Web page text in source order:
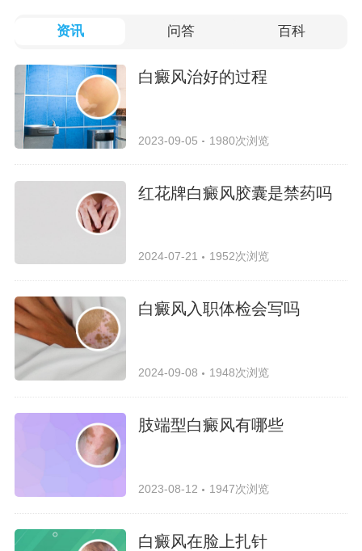
资讯 问答 百科
白癜风治好的过程
2023-09-05 1980次浏览
红花牌白癜风胶囊是禁药吗
2024-07-21 1952次浏览
白癜风入职体检会写吗
2024-09-08 1948次浏览
肢端型白癜风有哪些
2023-08-12 1947次浏览
白癜风在脸上扎针